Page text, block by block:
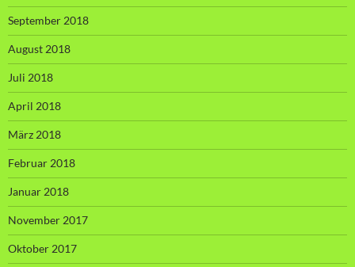
September 2018
August 2018
Juli 2018
April 2018
März 2018
Februar 2018
Januar 2018
November 2017
Oktober 2017